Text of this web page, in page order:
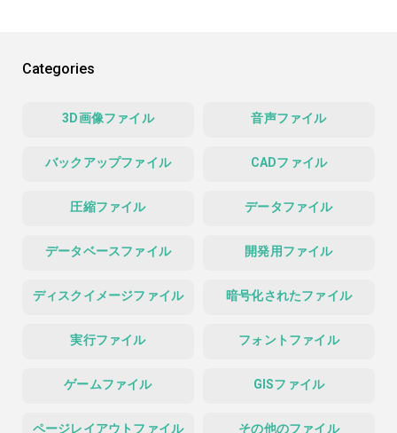
Categories
3D画像ファイル 音声ファイル
バックアップファイル CADファイル
圧縮ファイル データファイル
データベースファイル 開発用ファイル
ディスクイメージファイル 暗号化されたファイル
実行ファイル フォントファイル
ゲームファイル GISファイル
ページレイアウトファイル その他のファイル